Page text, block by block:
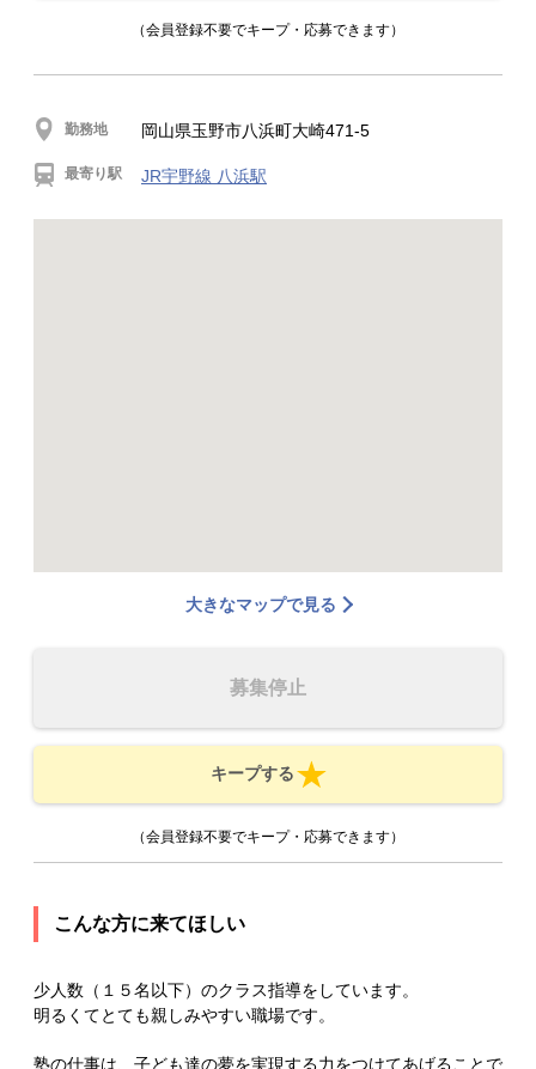
（会員登録不要でキープ・応募できます）
勤務地 岡山県玉野市八浜町大崎471-5
最寄り駅 JR宇野線 八浜駅
大きなマップで見る
募集停止
キープする
（会員登録不要でキープ・応募できます）
こんな方に来てほしい
少人数（１５名以下）のクラス指導をしています。
明るくてとても親しみやすい職場です。
塾の仕事は、子ども達の夢を実現する力をつけてあげることで